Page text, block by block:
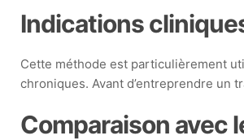
Indications
Cette méthode est particulièrement
chroniques. Avant d’entreprendre un
Comparaison avec